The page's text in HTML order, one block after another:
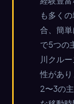
も多く
合、簡
で5つの
川クル
性があ
2〜3の